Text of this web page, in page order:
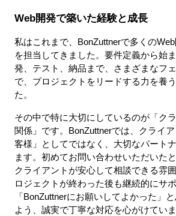
Web開発で築いた経験と成長
私はこれまで、BonZuttnerで多くの
を担当してきました。要件定義から始
発、テスト、納品まで、さまざまなフ
で、プロジェクトをリードする力を養
た。
その中で特に大切にしているのが「ク
関係」です。BonZuttnerでは、クライ
客様」としてではなく、大切なパート
ます。初めてお問い合わせいただいた
クライアントが安心して相談できる雰
ロジェクトが終わった後も継続的にサポ
「BonZuttnerにお願いしてよかった」
よう、誠実で丁寧な対応を心がけていま